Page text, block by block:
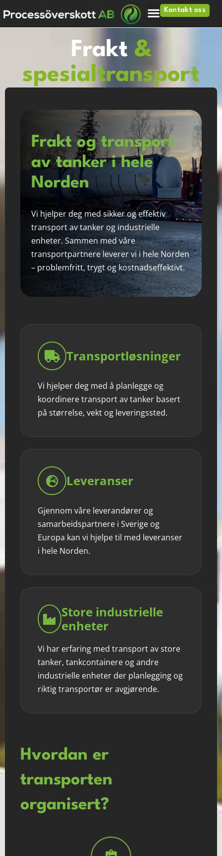
Kontakt oss
Frakt &
spesialtransport
Frakt og transport
av tanker i hele
Norden
Vi hjelper deg med sikker og effektiv
transport av tanker og industrielle
enheter. Sammen med våre
transportpartnere leverer vi i hele Norden
– problemfritt, trygt og kostnadseffektivt.
Transportløsninger
Vi hjelper deg med å planlegge og
koordinere transport av tanker basert
på størrelse, vekt og leveringssted.
Leveranser
Gjennom våre leverandører og
samarbeidspartnere i Sverige og
Europa kan vi hjelpe til med leveranser
i hele Norden.
Store industrielle
enheter
Vi har erfaring med transport av store
tanker, tankcontainere og andre
industrielle enheter der planlegging og
riktig transportør er avgjørende.
Hvordan er
transporten
organisert?